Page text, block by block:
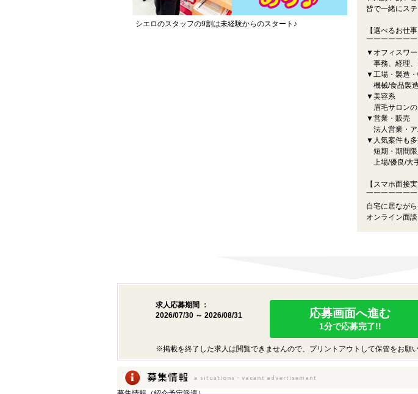
シエロのスタッフの9割は未経験からのスタート♪
皆で一緒にス
【選べるお仕
￣￣￣￣￣￣
▼オフィスワー
事務、経理、
▼工場・製造
機械/食品製
▼美容系
眉毛サロンの
▼営業・販売
法人営業・ア
▼人気案件も多
短期・期間限
上場/優良/大
【スマホ面接実
￣￣￣￣￣￣
自宅に居なが
オンライン面
求人応募期間 ：
2026/07/30 ～ 2026/08/31
応募画面へ進む
1分で応募完了!!
※掲載を終了した求人は閲覧できませんので、プリントアウトして保管をお願い